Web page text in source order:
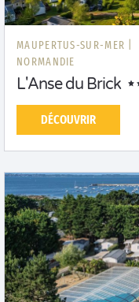
MAUPERTUS-SUR-MER |
NORMANDIE
L'Anse du Brick
DÉCOUVRIR